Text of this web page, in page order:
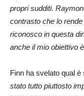
propri sudditi.
contrasto che lo
riconosco in questa
anche il mio obiettivo
Finn ha svelato qual è
stato tutto piuttosto